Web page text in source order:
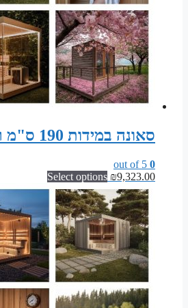
סאונה במידות 190 ס"מ רוחב x 170 ס"מ עומק x 200 ס"מ גובה ערכת רכיבים לסאונה פינית
0
₪9,323.00
Select options